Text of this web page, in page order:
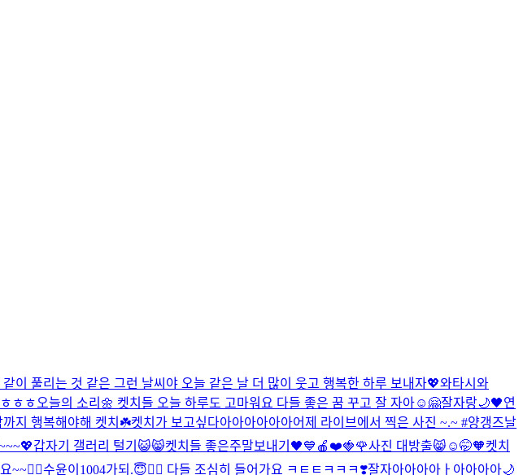
이 풀리는 것 같은 그런 날씨야 오늘 같은 날 더 많이 웃고 행복한 하루 보내자💖와타시와
ㅎㅎ 오늘의 소리🌼 켓치들 오늘 하루도 고마워요 다들 좋은 꿈 꾸고 잘 자아☺🤗잘자랑🌙🖤연
까지 행복해야해 켓치☘️켓치가 보고싶다아아아아아아어제 라이브에서 찍은 사진 ~.~ #양갱즈날
갑자기 갤러리 털기😺😸켓치들 좋은주말보내기🖤💙 🍎❤️🍓🌹사진 대방출😸☺🤭🧡켓치
~~❤️‍🔥수윤이1004가되.😇❤️‍🔥 다들 조심히 들어가요 ㅋㅌㅌㅋㅋㅋ❣️잘자아아아아ㅏ아아아아🌙